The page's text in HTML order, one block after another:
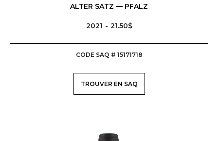
LISTE IP
ALTER SATZ — PFALZ
2021 21.50$
CODE SAQ # 15171718
TROUVER EN SAQ